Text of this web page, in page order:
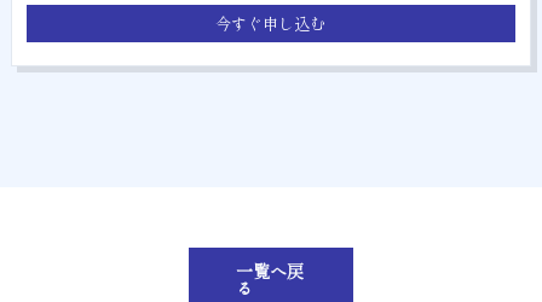
今すぐ申し込む
一覧へ戻
る